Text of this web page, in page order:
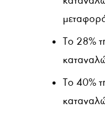
Το 28%
Το 40%